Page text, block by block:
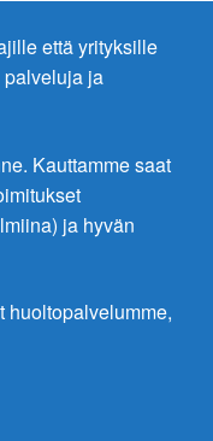
että yrityksille
ja
Kauttamme saat
ja hyvän
huoltopalvelumme,